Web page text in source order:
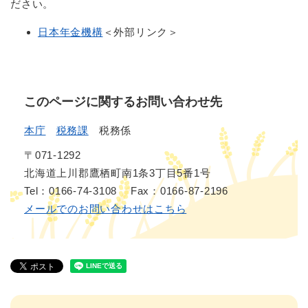
ださい。
日本年金機構 ＜外部リンク＞
このページに関するお問い合わせ先
本庁 税務課 税務係
〒071-1292
北海道上川郡鷹栖町南1条3丁目5番1号
Tel：0166-74-3108
Fax：0166-87-2196
メールでのお問い合わせはこちら